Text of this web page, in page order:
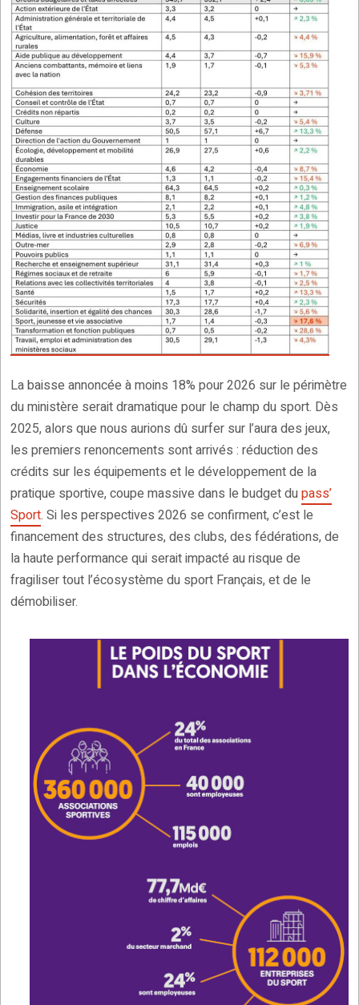
La baisse annoncée à moins 18% pour 2026 sur le périmètre
du ministère serait dramatique pour le champ du sport. Dès
2025, alors que nous aurions dû surfer sur l’aura des jeux,
les premiers renoncements sont arrivés : réduction des
crédits sur les équipements et le développement de la
pratique sportive, coupe massive dans le budget dupass’
Sport. Si les perspectives 2026 se confirment, c’est le
financement des structures, des clubs, des fédérations, de
la haute performance qui serait impacté au risque de
fragiliser tout l’écosystème du sport Français, et de le
démobiliser.